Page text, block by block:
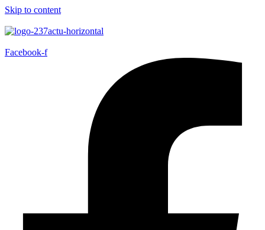
Skip to content
Facebook-f